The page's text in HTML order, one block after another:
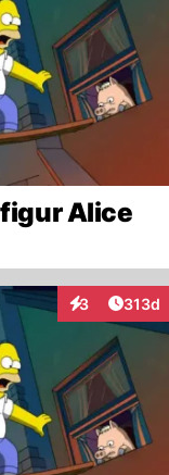
Alice
3
Interaktionen
313d